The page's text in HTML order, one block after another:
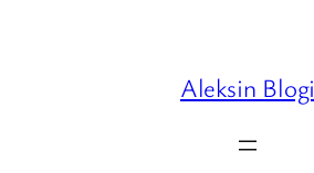
Aleksin Blogi